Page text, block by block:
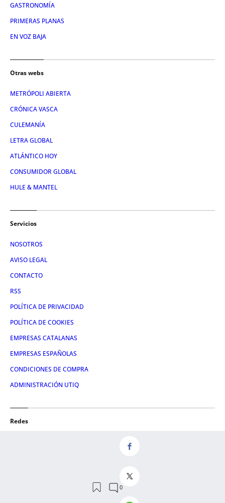
GASTRONOMÍA
PRIMERAS PLANAS
EN VOZ BAJA
Otras webs
METRÓPOLI ABIERTA
CRÓNICA VASCA
CULEMANÍA
LETRA GLOBAL
ATLÁNTICO HOY
CONSUMIDOR GLOBAL
HULE & MANTEL
Servicios
NOSOTROS
AVISO LEGAL
CONTACTO
RSS
POLÍTICA DE PRIVACIDAD
POLÍTICA DE COOKIES
EMPRESAS CATALANAS
EMPRESAS ESPAÑOLAS
CONDICIONES DE COMPRA
ADMINISTRACIÓN UTIQ
Redes